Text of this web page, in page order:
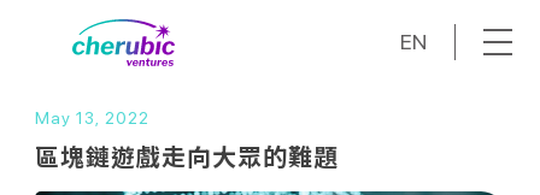
EN
May 13, 2022
區塊鏈遊戲走向大眾的難題